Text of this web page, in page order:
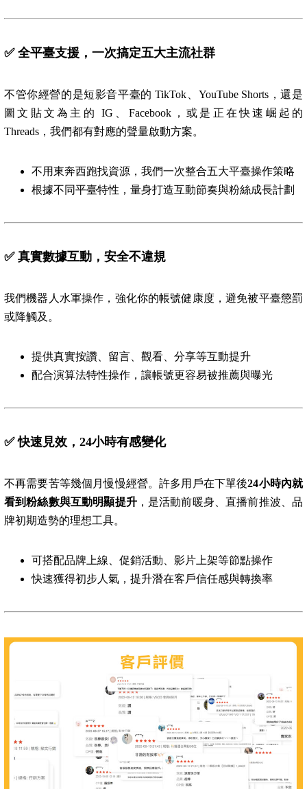
✅ 全平臺支援，一次搞定五大主流社群
不管你經營的是短影音平臺的 TikTok、YouTube Shorts，還是
圖文貼文為主的 IG、Facebook，或是正在快速崛起的
Threads，我們都有對應的聲量啟動方案。
不用東奔西跑找資源，我們一次整合五大平臺操作策略
根據不同平臺特性，量身打造互動節奏與粉絲成長計劃
✅ 真實數據互動，安全不違規
我們機器人水軍操作，強化你的帳號健康度，避免被平臺懲罰
或降觸及。
提供真實按讚、留言、觀看、分享等互動提升
配合演算法特性操作，讓帳號更容易被推薦與曝光
✅快速見效，24小時有感變化
不再需要苦等幾個月慢慢經營。許多用戶在下單後24小時內就
看到粉絲數與互動明顯提升，是活動前暖身、直播前推波、品
牌初期造勢的理想工具。
可搭配品牌上線、促銷活動、影片上架等節點操作
快速獲得初步人氣，提升潛在客戶信任感與轉換率